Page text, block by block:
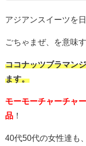
アジアンスイーツを
ごちゃまぜ、を意味
ココナッツブラマン
ます。
モーモーチャーチャ
品 ！
40代50代の女性達も